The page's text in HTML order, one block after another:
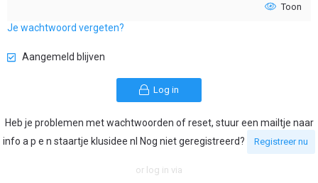
Toon
Je wachtwoord vergeten?
Aangemeld blijven
Log in
Heb je problemen met wachtwoorden of reset, stuur een mailtje naar
info a p e n staartje klusidee nl Nog niet geregistreerd?
Registreer nu
or log in via